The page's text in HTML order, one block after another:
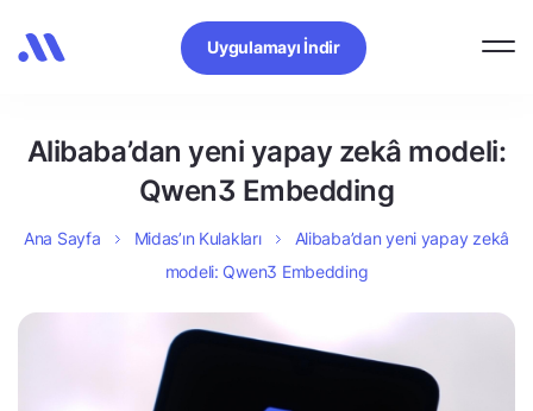
Uygulamayı İndir
Alibaba’dan yeni yapay zekâ modeli:
Qwen3 Embedding
Ana Sayfa Midas’ın Kulakları
Alibaba’dan yeni yapay zekâ
modeli: Qwen3 Embedding